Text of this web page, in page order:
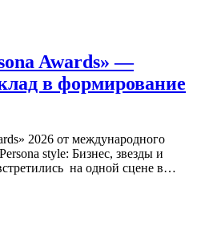
Awards» —
в формирование
2026 от международного
style: Бизнес, звезды и
на одной сцене в…